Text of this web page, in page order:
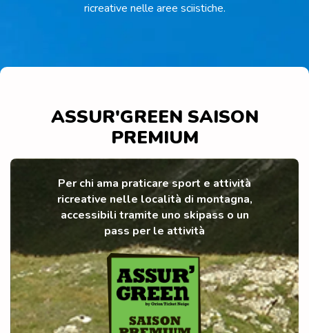
ricreative nelle aree sciistiche.
ASSUR'GREEN SAISON
PREMIUM
Per chi ama praticare sport e attività
ricreative nelle località di montagna,
accessibili tramite uno skipass o un
pass per le attività